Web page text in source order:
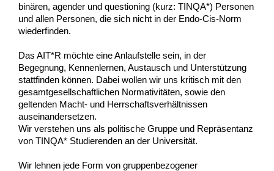
binären, agender und questioning (kurz: TINQA*) Personen
und allen Personen, die sich nicht in der Endo-Cis-Norm
wiederfinden.
Das AIT*R möchte eine Anlaufstelle sein, in der
Begegnung, Kennenlernen, Austausch und Unterstützung
stattfinden können. Dabei wollen wir uns kritisch mit den
gesamtgesellschaftlichen Normativitäten, sowie den
geltenden Macht- und Herrschaftsverhältnissen
auseinandersetzen.
Wir verstehen uns als politische Gruppe und Repräsentanz
von TINQA* Studierenden an der Universität.
Wir lehnen jede Form von gruppenbezogener